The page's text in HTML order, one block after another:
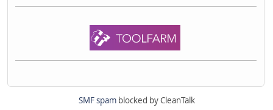
SMF spamblocked by CleanTalk